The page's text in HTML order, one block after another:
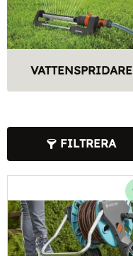
VATTENSPRIDARE
FILTRERA